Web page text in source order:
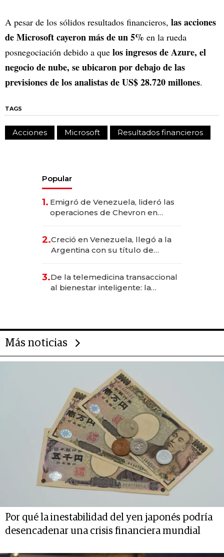
A pesar de los sólidos resultados financieros, las acciones
de Microsoft cayeron más de un 5% en la rueda
posnegociación debido a que los ingresos de Azure, el
negocio de nube, se ubicaron por debajo de las
previsiones de los analistas de US$ 28.720 millones.
TAGS
Acciones Microsoft Resultados financieros
Popular
1. Emigró de Venezuela, lideró las
operaciones de Chevron en
2.Creció en Venezuela, llegó a la
Argentina con su título de
las marcas "fast premium"
3.De la telemedicina transaccional
al bienestar inteligente: la
Más noticias
Por qué la inestabilidad del yen japonés podría
desencadenar una crisis financiera mundial